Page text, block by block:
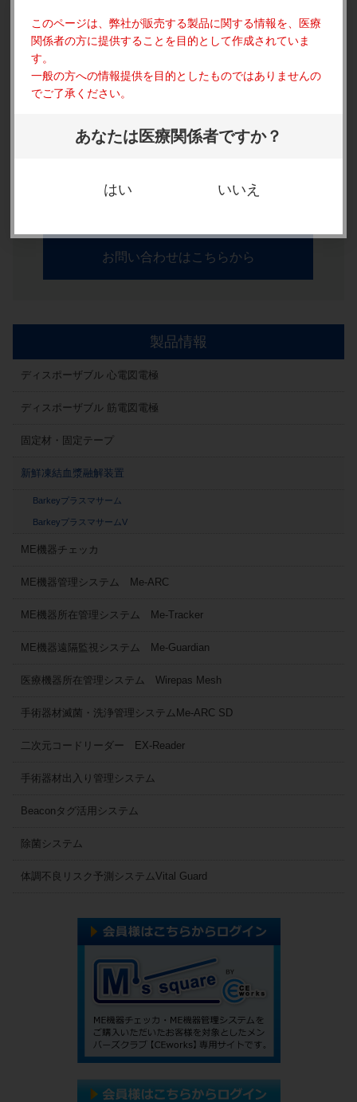
このページは、弊社が販売する製品に関する情報を、
医療
関係者の方に提供することを目的として作成されていま
す。
一般の方への情報提供を目的としたものではありませんの
でご了承ください。
あなたは医療関係者ですか？
はい いいえ
お問い合わせ
お電話または下記お問い合わせフォームからお気軽にご
お電話でのお問い合わせはこちら
受付 / 平日9：00～18：00
お問い合わせはこちらから
製品情報
ディスポーザブル 心電図電極
ディスポーザブル 筋電図電極
固定材・固定テープ
新鮮凍結血漿融解装置
Barkeyプラスマサーム
BarkeyプラスマサームV
ME機器チェッカ
ME機器管理システム Me-ARC
ME機器所在管理システム Me-Tracker
ME機器遠隔監視システム Me-Guardian
医療機器所在管理システム Wirepas Mesh
手術器材滅菌・洗浄管理システムMe-ARC SD
二次元コードリーダー EX-Reader
手術器材出入り管理システム
Beaconタグ活用システム
除菌システム
体調不良リスク予測システムVital Guard